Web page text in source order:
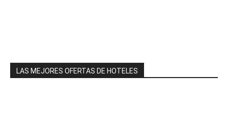
LAS MEJORES OFERTAS DE HOTELES